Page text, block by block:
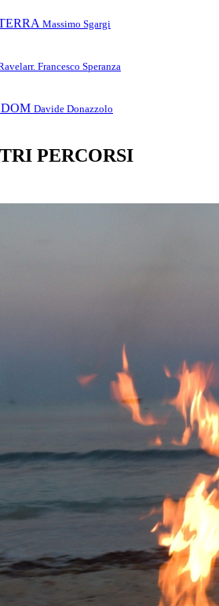
Massimo Sgargi
arr. Francesco Speranza
Davide Donazzolo
PERCORSI